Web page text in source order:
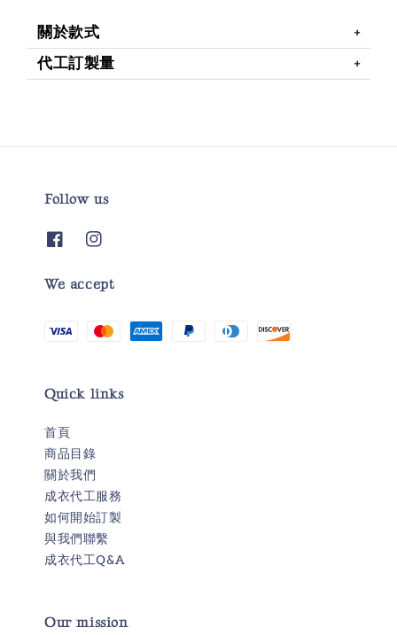
關於款式
代工訂製量
Follow us
We accept
Quick links
首頁
商品目錄
關於我們
成衣代工服務
如何開始訂製
與我們聯繫
成衣代工Q&A
Our mission